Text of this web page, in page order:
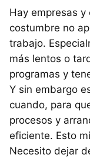
Hay empresas
costumbre no
trabajo.
más lentos o
programas y
Y sin embargo
cuando, para
procesos y
eficiente. Esto
Necesito dejar